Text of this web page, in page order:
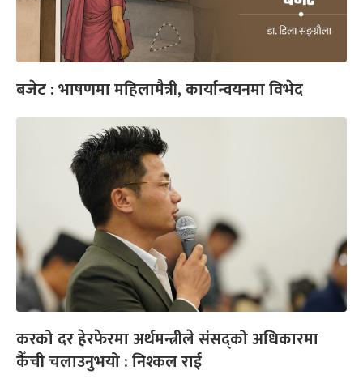
बजेट : भाषणमा महिलामैत्री, कार्यान्वयनमा विभेद
करको दर हेरफेरमा अर्थमन्त्रीले संसद्को अधिकारमा
कैँची चलाउनुभयो : निश्कल राई